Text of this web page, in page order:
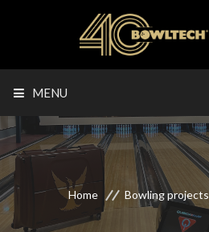
MENU
Home Bowling projects